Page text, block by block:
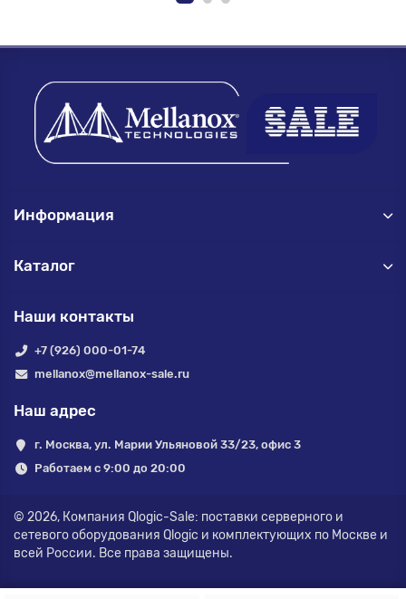
Информация
Каталог
Наши контакты
+7 (926) 000-01-74
mellanox@mellanox-sale.ru
Наш адрес
г. Москва, ул. Марии Ульяновой 33/23, офис 3
Работаем с 9:00 до 20:00
© 2026, Компания Qlogic-Sale: поставки серверного и
сетевого оборудования Qlogic и комплектующих по Москве и
всей России. Все права защищены.